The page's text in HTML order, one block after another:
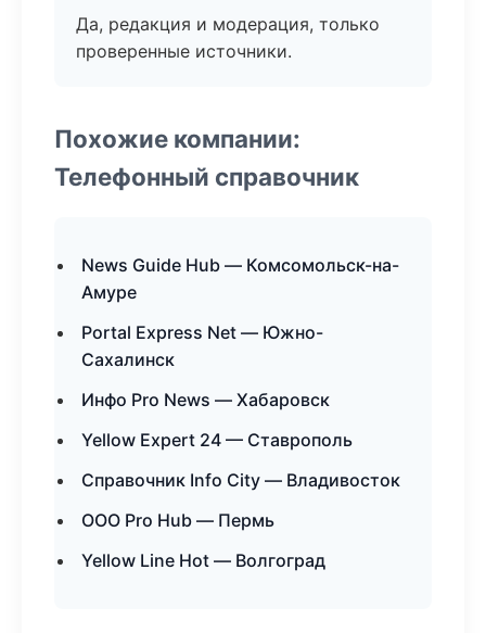
Да, редакция и модерация, только
проверенные источники.
Похожие компании:
Телефонный справочник
News Guide Hub — Комсомольск-на-
Амуре
Portal Express Net — Южно-
Сахалинск
Инфо Pro News — Хабаровск
Yellow Expert 24 — Ставрополь
Справочник Info City — Владивосток
ООО Pro Hub — Пермь
Yellow Line Hot — Волгоград